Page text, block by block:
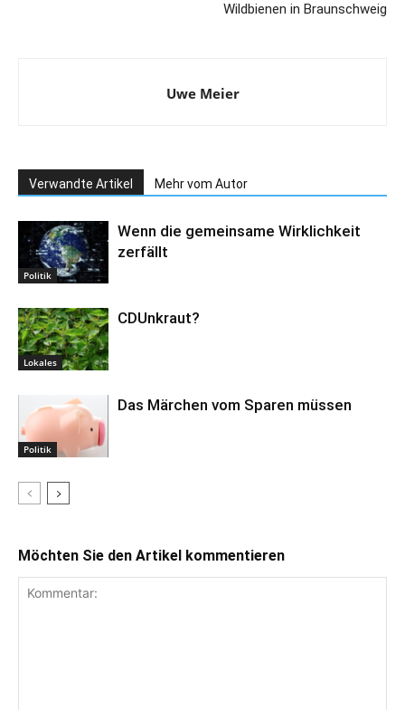
Wildbienen in Braunschweig
Uwe Meier
Verwandte Artikel Mehr vom Autor
Politik
Wenn die gemeinsame Wirklichkeit
zerfällt
Lokales
CDUnkraut?
Politik
Das Märchen vom Sparen müssen
Möchten Sie den Artikel kommentieren